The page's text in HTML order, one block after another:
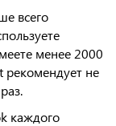
всего
менее 2000
рекомендует не
каждого